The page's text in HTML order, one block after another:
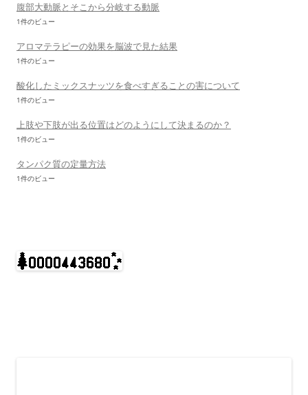
腹部大動脈とそこから分岐する動脈
1件のビュー
アロマテラピーの効果を脳波で見た結果
1件のビュー
酸化したミックスナッツを食べすぎることの害について
1件のビュー
上肢や下肢が出る位置はどのようにして決まるのか？
1件のビュー
タンパク質の定量方法
1件のビュー